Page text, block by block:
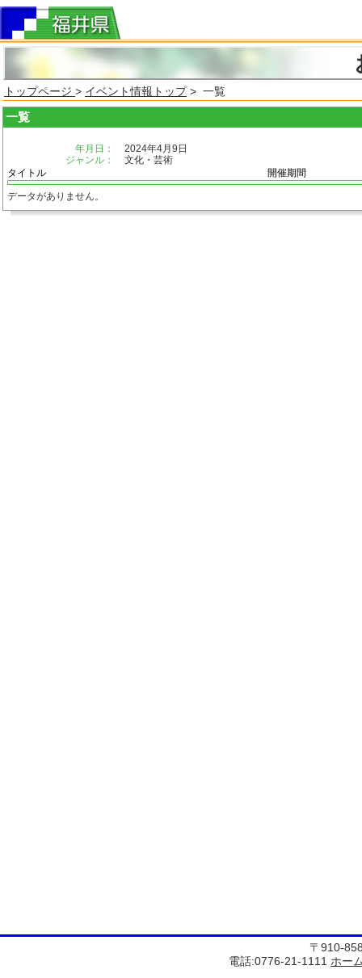
トップページ > イベント情報トップ> 一覧
一覧
年月日：
2024年4月9日
ジャンル：
文化・芸術
タイトル
開催期間
データがありません。
〒910-
電話:0776-21-1111 ホー